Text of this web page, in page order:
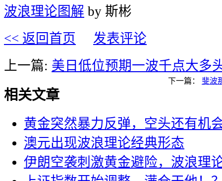
波浪理论图解 by 斯彬
<< 返回首页
发表评论
上一篇: 美日低位预期一波千点大多
下一篇： 斐波
相关文章
黄金突然暴力反弹，空头还有机
澳元出现波浪理论经典形态
伊朗空袭刺激黄金避险，波浪理